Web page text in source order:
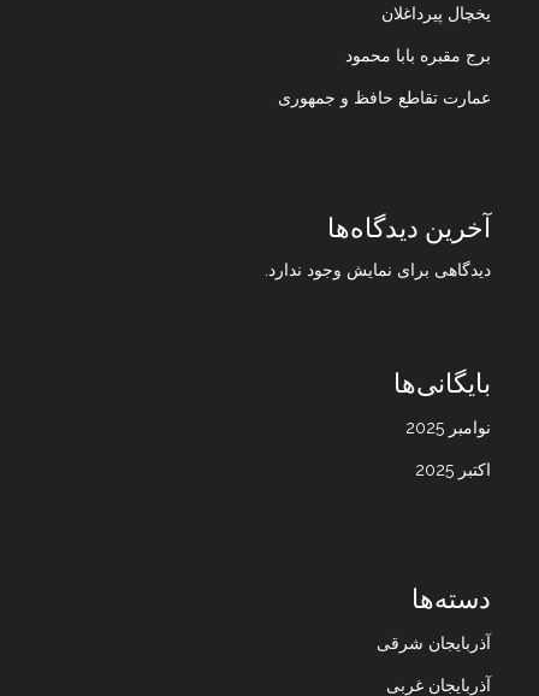
یخچال پیرداغلان
برج مقبره بابا محمود
عمارت تقاطع حافظ و جمهوری
آخرین دیدگاه‌ها
دیدگاهی برای نمایش وجود ندارد.
بایگانی‌ها
نوامبر 2025
اکتبر 2025
دسته‌ها
آذربایجان شرقی
آذربایجان غربی